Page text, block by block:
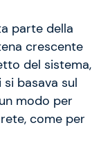
parte della
crescente
del sistema,
basava sul
modo per
come per